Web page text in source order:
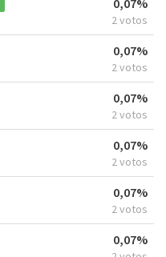
0,07%
2 votos
0,07%
2 votos
0,07%
2 votos
0,07%
2 votos
0,07%
2 votos
0,07%